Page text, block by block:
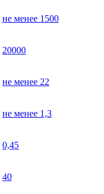
не менее 1500
20000
не менее 22
не менее 1,3
0,45
40